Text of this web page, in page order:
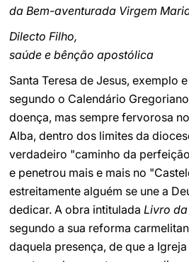
da Bem-aventurada Virgem
Dilecto Filho,
saúde e bênção apostólica
Santa Teresa de Jesus, exemplo
segundo o Calendário
doença, mas sempre fervorosa
Alba, dentro dos limites da
verdadeiro "caminho da
e penetrou mais e mais no
estreitamente alguém se une a
dedicar. A obra intitulada Livro
segundo a sua reforma
daquela presença, de que a